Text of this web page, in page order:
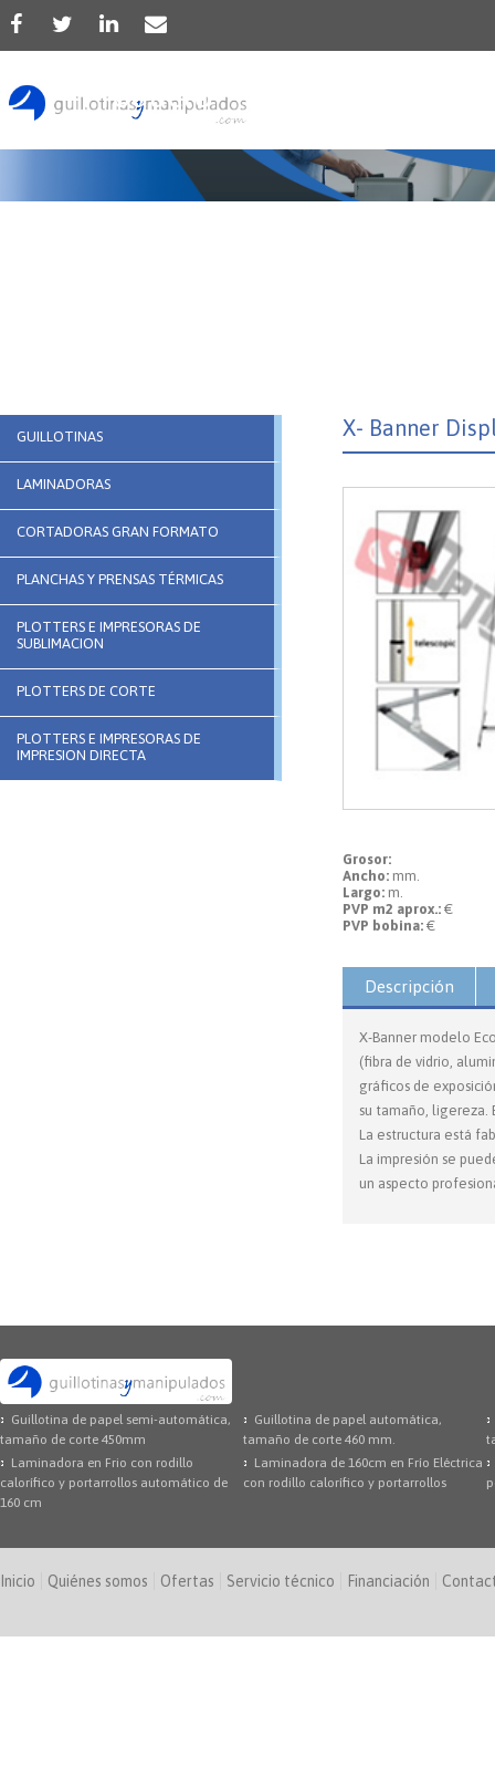
Producto
GUILLOTINAS
LAMINADORAS
CORTADORAS GRAN FORMATO
PLANCHAS Y PRENSAS TÉRMICAS
PLOTTERS E IMPRESORAS DE
SUBLIMACION
PLOTTERS DE CORTE
PLOTTERS E IMPRESORAS DE
IMPRESION DIRECTA
X- Banner
Grosor:
Ancho: mm.
Largo: m.
PVP m2 aprox.: €
PVP bobina: €
Descripción
X-Banner modelo
(fibra de vidrio,
gráficos de
su tamaño, ligereza.
La estructura está
La impresión se
un aspecto
Guillotina de papel semi-automática,
tamaño de corte 450mm
Guillotina de papel automática,
tamaño de corte 460 mm.
Laminadora en Frio con rodillo
calorífico y portarrollos automático de
160 cm
Laminadora de 160cm en Frío Eléctrica
con rodillo calorífico y portarrollos
Inicio Quiénes somos Ofertas Servicio técnico Financiación